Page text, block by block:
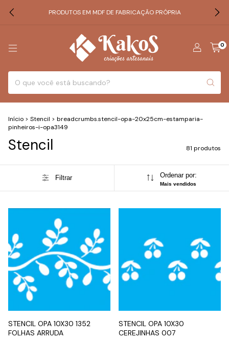
PRODUTOS EM MDF DE FABRICAÇÃO PRÓPRIA
0
Início > Stencil > breadcrumbs.stencil-opa-20x25cm-estamparia-
pinheiros-i-opa3149
Stencil 81 produtos
Filtrar Ordenar por:
Mais vendidos
STENCIL OPA 10X30 1352
FOLHAS ARRUDA
STENCIL OPA 10X30
CEREJINHAS 007